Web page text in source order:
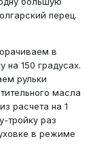
перец.
в
на 150 градусах.
рульки
масла
расчета на 1
тройку раз
в режиме